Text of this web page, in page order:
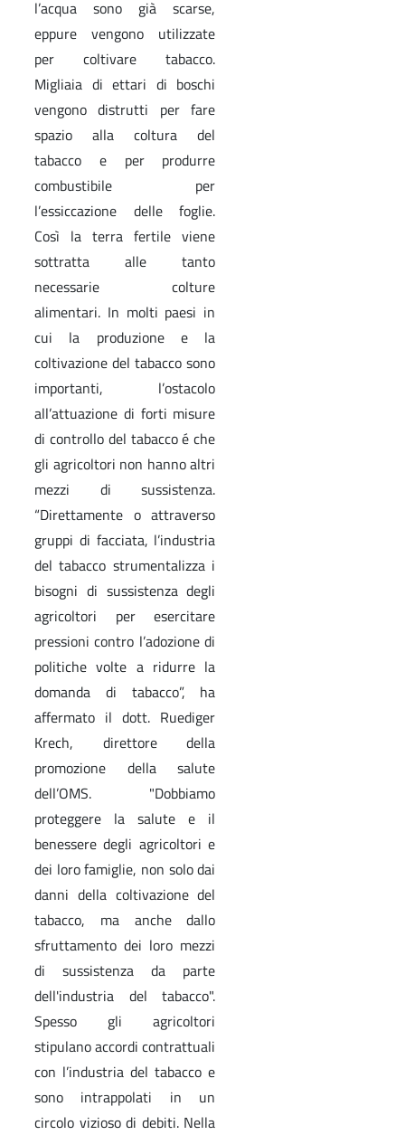
l’acqua sono già scarse,
eppure vengono utilizzate
per coltivare tabacco.
Migliaia di ettari di boschi
vengono distrutti per fare
spazio alla coltura del
tabacco e per produrre
combustibile per
l’essiccazione delle foglie.
Così la terra fertile viene
sottratta alle tanto
necessarie colture
alimentari. In molti paesi in
cui la produzione e la
coltivazione del tabacco sono
importanti, l’ostacolo
all’attuazione di forti misure
di controllo del tabacco é che
gli agricoltori non hanno altri
mezzi di sussistenza.
“Direttamente o attraverso
gruppi di facciata, l’industria
del tabacco strumentalizza i
bisogni di sussistenza degli
agricoltori per esercitare
pressioni contro l’adozione di
politiche volte a ridurre la
domanda di tabacco”, ha
affermato il dott. Ruediger
Krech, direttore della
promozione della salute
dell’OMS. "Dobbiamo
proteggere la salute e il
benessere degli agricoltori e
dei loro famiglie, non solo dai
danni della coltivazione del
tabacco, ma anche dallo
sfruttamento dei loro mezzi
di sussistenza da parte
dell'industria del tabacco".
Spesso gli agricoltori
stipulano accordi contrattuali
con l’industria del tabacco e
sono intrappolati in un
circolo vizioso di debiti. Nella